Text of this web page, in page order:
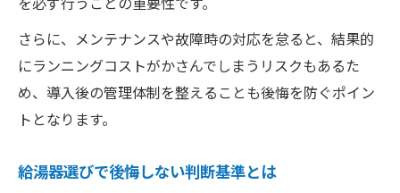
さらに、メンテナンスや故障時の対応を怠ると、結果的
にランニングコストがかさんでしまうリスクもあるた
め、導入後の管理体制を整えることも後悔を防ぐポイン
トとなります。
給湯器選びで後悔しない判断基準とは